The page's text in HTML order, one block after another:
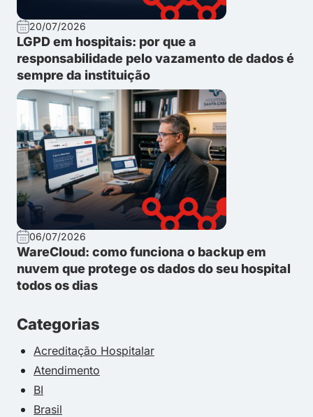
20/07/2026
LGPD em hospitais: por que a
responsabilidade pelo vazamento de dados é
sempre da instituição
06/07/2026
WareCloud: como funciona o backup em
nuvem que protege os dados do seu hospital
todos os dias
Categorias
Acreditação Hospitalar
Atendimento
BI
Brasil